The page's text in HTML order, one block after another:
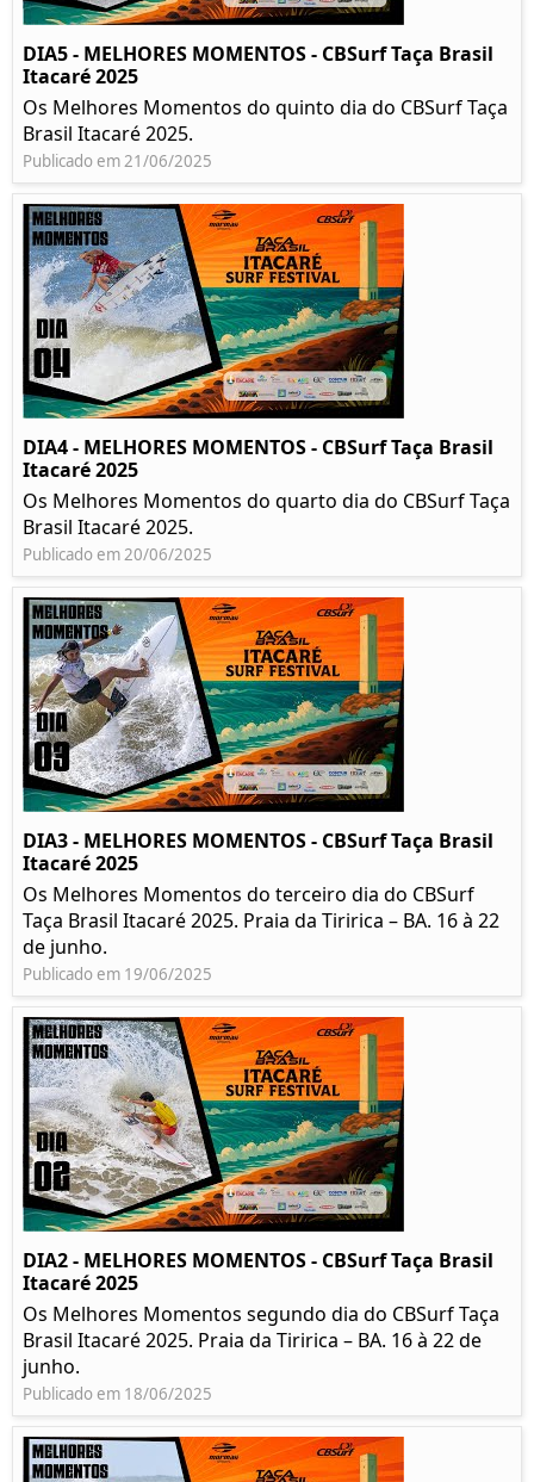
DIA5 - MELHORES MOMENTOS - CBSurf Taça Brasil
Itacaré 2025
Os Melhores Momentos do quinto dia do CBSurf Taça
Brasil Itacaré 2025.
Publicado em 21/06/2025
DIA4 - MELHORES MOMENTOS - CBSurf Taça Brasil
Itacaré 2025
Os Melhores Momentos do quarto dia do CBSurf Taça
Brasil Itacaré 2025.
Publicado em 20/06/2025
DIA3 - MELHORES MOMENTOS - CBSurf Taça Brasil
Itacaré 2025
Os Melhores Momentos do terceiro dia do CBSurf
Taça Brasil Itacaré 2025. Praia da Tiririca – BA. 16 à 22
de junho.
Publicado em 19/06/2025
DIA2 - MELHORES MOMENTOS - CBSurf Taça Brasil
Itacaré 2025
Os Melhores Momentos segundo dia do CBSurf Taça
Brasil Itacaré 2025. Praia da Tiririca – BA. 16 à 22 de
junho.
Publicado em 18/06/2025